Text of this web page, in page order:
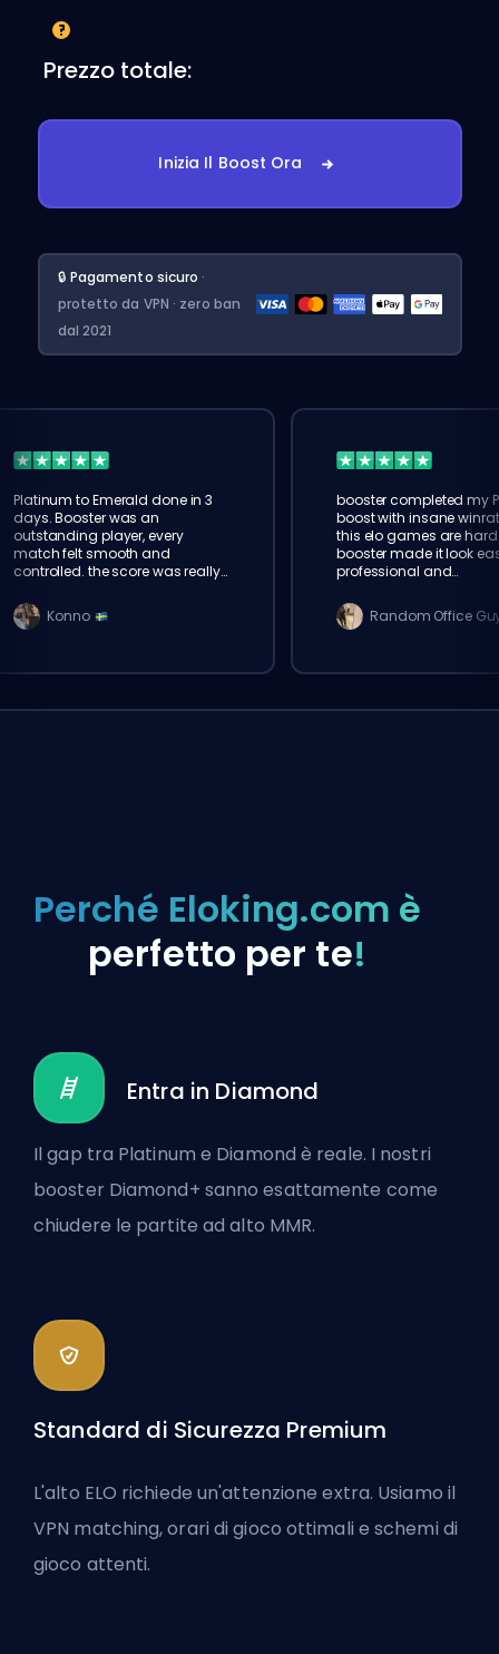
Prezzo totale:
Inizia Il Boost Ora
🔒 Pagamento sicuro ·
protetto da VPN · zero ban
dal 2021
Platinum to Emerald done in 3
days. Booster was an
outstanding player, every
match felt smooth and
controlled. the score was really
Konno
booster completed my
boost with insane
this elo games are
booster made it look
professional and
againRandom Office
Perché Eloking.com è
perfetto per te!
Entra in Diamond
Il gap tra Platinum e Diamond è reale. I nostri
booster Diamond+ sanno esattamente come
chiudere le partite ad alto MMR.
Standard di Sicurezza Premium
L'alto ELO richiede un'attenzione extra. Usiamo il
VPN matching, orari di gioco ottimali e schemi di
gioco attenti.